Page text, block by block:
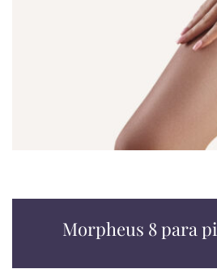
Morpheus 8 para